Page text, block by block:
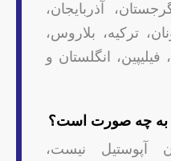
آذربایجان،
ترکیه، بلاروس،
فیلیپین، انگلستان و
به چه صورت است؟
آپوستیل نیست،